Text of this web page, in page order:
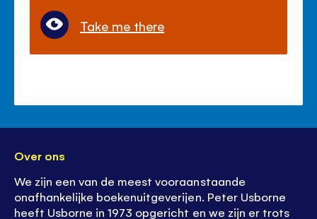
Take me there
Over ons
We zijn een van de meest vooraanstaande
onafhankelijke boekenuitgeverijen. Peter Usborne
heeft Usborne in 1973 opgericht en we zijn er trots